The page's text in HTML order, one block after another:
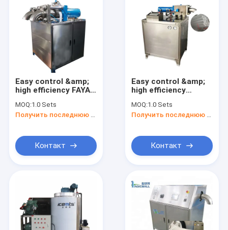
продукты
О Компании
Easy control &amp;
high efficiency FAYA
pelletizer dry ice
machine
MOQ:1.0 Sets
Контакт
Easy control &amp;
high efficiency
pellet making
machine dry ice
MOQ:1.0 Sets
Контакт